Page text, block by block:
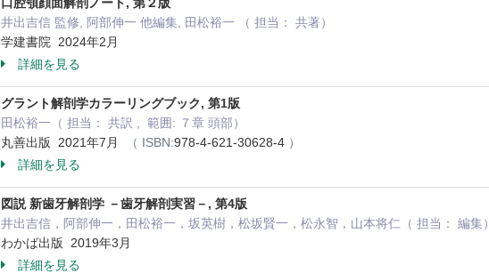
井出吉信 監修, 阿部伸一 他編集, 田松裕一 （ 担当： 共著）
学建書院 2024年2月
詳細を見る
グラント解剖学カラーリングブック, 第1版
田松裕一（ 担当： 共訳 , 範囲: ７章 頭部）
丸善出版 2021年7月
（ ISBN:978-4-621-30628-4 ）
詳細を見る
図説 新歯牙解剖学 －歯牙解剖実習－, 第4版
井出吉信，阿部伸一，田松裕一，坂英樹，松坂賢一，松永智，山本将仁（ 担当： 編集）
わかば出版 2019年3月
詳細を見る